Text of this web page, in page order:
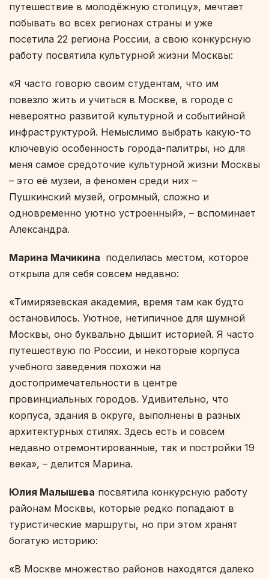
путешествие в молодёжную столицу», мечтает
побывать во всех регионах страны и уже
посетила 22 региона России, а свою конкурсную
работу посвятила культурной жизни Москвы:
«Я часто говорю своим студентам, что им
повезло жить и учиться в Москве, в городе с
невероятно развитой культурной и событийной
инфраструктурой. Немыслимо выбрать какую-то
ключевую особенность города-палитры, но для
меня самое средоточие культурной жизни Москвы
– это её музеи, а феномен среди них –
Пушкинский музей, огромный, сложно и
одновременно уютно устроенный», – вспоминает
Александра.
Марина Мачикина поделилась местом, которое
открыла для себя совсем недавно:
«Тимирязевская академия, время там как будто
остановилось. Уютное, нетипичное для шумной
Москвы, оно буквально дышит историей. Я часто
путешествую по России, и некоторые корпуса
учебного заведения похожи на
достопримечательности в центре
провинциальных городов. Удивительно, что
корпуса, здания в округе, выполнены в разных
архитектурных стилях. Здесь есть и совсем
недавно отремонтированные, так и постройки 19
века», – делится Марина.
Юлия Малышева посвятила конкурсную работу
районам Москвы, которые редко попадают в
туристические маршруты, но при этом хранят
богатую историю:
«В Москве множество районов находятся далеко